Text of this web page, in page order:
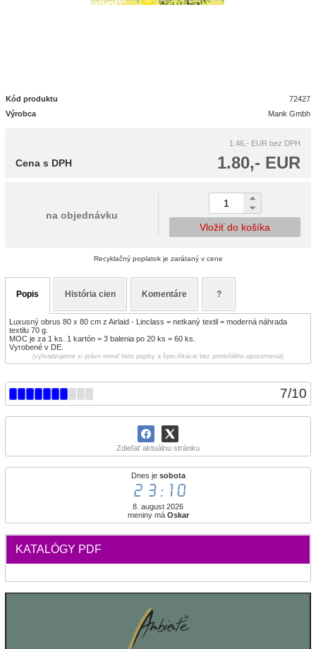
7/10
Zdieľať aktuálnu stránku
Dnes je sobota
23:10
8. august 2026
meniny má Oskar
KATALÓGY PDF
Kód produktu
72427
Výrobca
Mank Gmbh
1.46,- EUR bez DPH
1.80,- EUR
Cena s DPH
na objednávku
Vložiť do košíka
Recyklačný poplatok je zarátaný v cene
Popis História cien Komentáre ?
Luxusný obrus 80 x 80 cm z Airlaid - Linclass = netkaný textil = moderná náhrada
textilu 70 g.
MOC je za 1 ks. 1 kartón = 3 balenia po 20 ks = 60 ks.
Vyrobené v DE.
(vyhradzujeme si právo meniť tieto popisy a špecifikácie bez predošlého upozornenia)